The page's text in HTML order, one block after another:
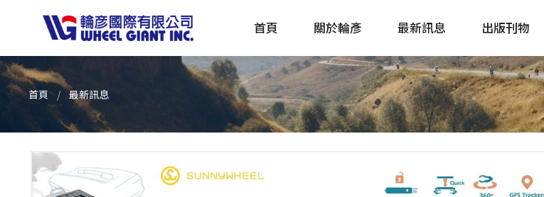
首頁 關於輪彥 最新訊息 出版刊物
產品採購指南 TBS
自行車&電動車市場快訊
Update
首頁 最新訊息